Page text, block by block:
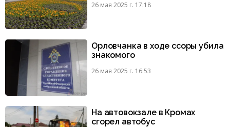
26 мая 2025 г. 17:18
Орловчанка в ходе ссоры убила
знакомого
26 мая 2025 г. 16:53
На автовокзале в Кромах
сгорел автобус